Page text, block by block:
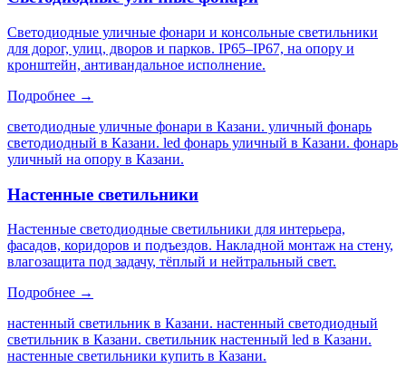
Светодиодные уличные фонари и консольные светильники
для дорог, улиц, дворов и парков. IP65–IP67, на опору и
кронштейн, антивандальное исполнение.
Подробнее →
светодиодные уличные фонари в Казани. уличный фонарь
светодиодный в Казани. led фонарь уличный в Казани. фонарь
уличный на опору в Казани.
Настенные светильники
Настенные светодиодные светильники для интерьера,
фасадов, коридоров и подъездов. Накладной монтаж на стену,
влагозащита под задачу, тёплый и нейтральный свет.
Подробнее →
настенный светильник в Казани. настенный светодиодный
светильник в Казани. светильник настенный led в Казани.
настенные светильники купить в Казани.